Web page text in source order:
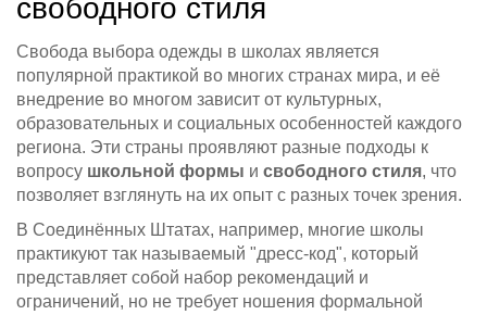
свободного стиля
Свобода выбора одежды в школах является
популярной практикой во многих странах мира, и её
внедрение во многом зависит от культурных,
образовательных и социальных особенностей каждого
региона. Эти страны проявляют разные подходы к
вопросу школьной формы и свободного стиля, что
позволяет взглянуть на их опыт с разных точек зрения.
В Соединённых Штатах, например, многие школы
практикуют так называемый "дресс-код", который
представляет собой набор рекомендаций и
ограничений, но не требует ношения формальной